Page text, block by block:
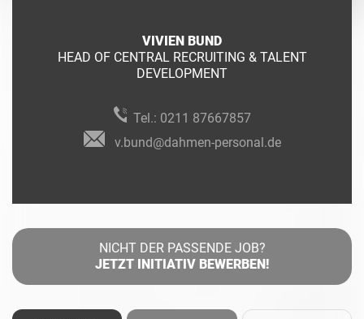
VIVIEN BUND
HEAD OF CENTRAL RECRUITING & TALENT
DEVELOPMENT
Tel.: 0211 87667857
v.bund@dahmen-personal.de
NICHT DER PASSENDE JOB?
JETZT INITIATIV BEWERBEN!